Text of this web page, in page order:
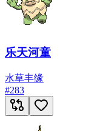
乐天河童
水草丰缘
#283